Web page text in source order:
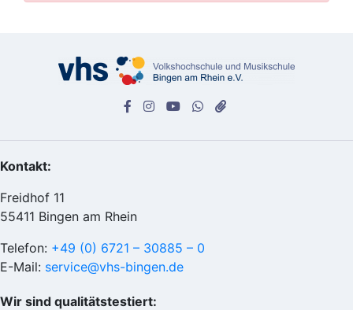
Kontakt:
Freidhof 11
55411 Bingen am Rhein
Telefon: +49 (0) 6721 – 30885 – 0
E-Mail: service@vhs-bingen.de
Wir sind qualitätstestiert: